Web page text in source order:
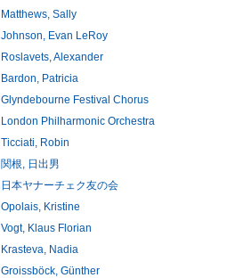
Matthews, Sally
Johnson, Evan LeRoy
Roslavets, Alexander
Bardon, Patricia
Glyndebourne Festival Chorus
London Philharmonic Orchestra
Ticciati, Robin
関根, 日出男
日本ヤナーチェク友の会
Opolais, Kristine
Vogt, Klaus Florian
Krasteva, Nadia
Groissböck, Günther